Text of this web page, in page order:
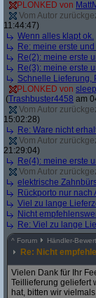
PLONKED von
Vom Autor
11:44:47)
Wenn alles klapt ok.
Re: meine erste
Re(2): meine erste
Re(3): meine erste
Schnelle Lieferung,
PLONKED von
(Trashbuster4458 am
Vom Autor
15:02:28)
Re: Ware nicht
Vom Autor
21:29:04)
Re(4): meine erste
Vom Autor
elektrische
Rückporto nur
Viel zu lange
Nicht
Re: Viel zu lange
^ Forum Händler-
Re: Nicht
Vielen Dank für Ihr
Teillieferung geliefert
hat, bitten wir